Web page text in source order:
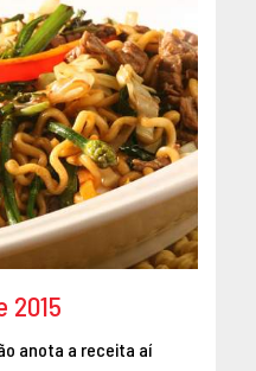
2015
anota a receita aí